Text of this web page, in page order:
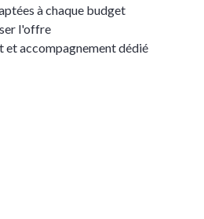
à chaque budget
l'offre
accompagnement dédié